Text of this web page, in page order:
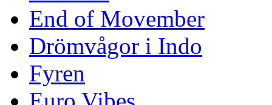
End of Movember
Drömvågor i Indo
Fyren